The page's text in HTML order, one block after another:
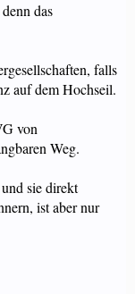
das
falls
auf dem Hochseil.
von
Weg.
sie direkt
ist aber nur